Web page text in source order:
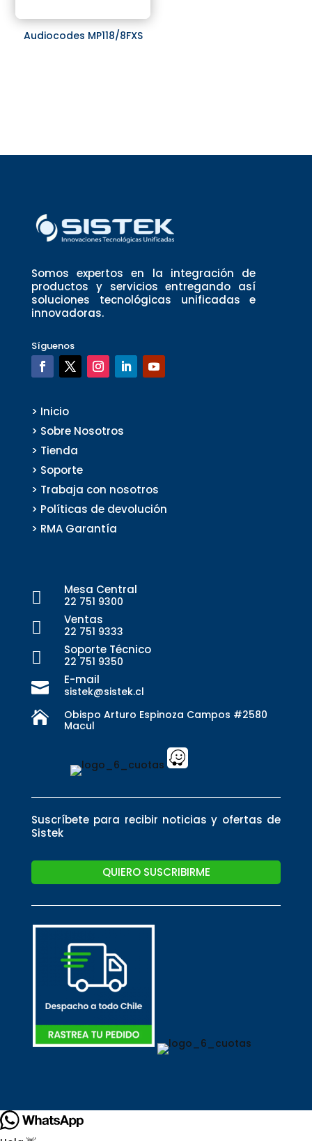
Audiocodes MP118/8FXS
Somos expertos en la integración de
productos y servicios entregando así
soluciones tecnológicas unificadas e
innovadoras.
Síguenos
> Inicio
> Sobre Nosotros
> Tienda
> Soporte
> Trabaja con nosotros
> Políticas de devolución
> RMA Garantía
 Mesa Central
22 751 9300
 Ventas
22 751 9333
 Soporte Técnico
22 751 9350
 E-mail
sistek@sistek.cl

Obispo Arturo Espinoza Campos #2580
Macul
Suscríbete para recibir noticias y ofertas de
Sistek
QUIERO SUSCRIBIRME